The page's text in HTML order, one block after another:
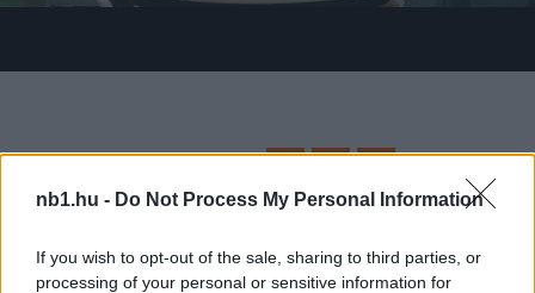
nb1.hu - Do Not Process My Personal Information
If you wish to opt-out of the sale, sharing to third parties, or
processing of your personal or sensitive information for
0%
KAPCSOLÓDÓ HÍREK